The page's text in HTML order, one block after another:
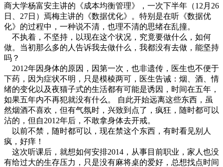
商大学杨富安主讲的《成本均衡管理》，一次下半年（12月26
日、27日）焉梅主讲的《数据优化》。特别是在听《数据优
化》的过程中，一种说不清，也理不清的思绪在乱撞。
不执着，不坚持，以现在这个状况，究竟要做什么，如何
做。当初那么多的人告诉我去做什么，我都没有去做，能坚持
吗？
2012年因身体的原因，因第一次，也非遗传，医生也不便于
下药，因为症状不明，只是模棱两可，医生告诫：烟、酒、情
绪的变化以及夜猫子式的生活都有可能是诱因，时间在五年，
如果五年内不再犯就没有什么。 自此开始远离这些东西，虽
然烟酒不喜欢，但有气氛时，兴致到点了，疯狂，随时都可以
沾的，但自2012年后，不敢拿身体去开戒。
以前不禁，随时都可以，现在禁这个东西，有时看见别人
疯，好痒！
这次听课后，就想如何安排2014，从事目前职业，家人也没
有给过大的生存压力，只是没有麻将桌的爱好，总想找点时间